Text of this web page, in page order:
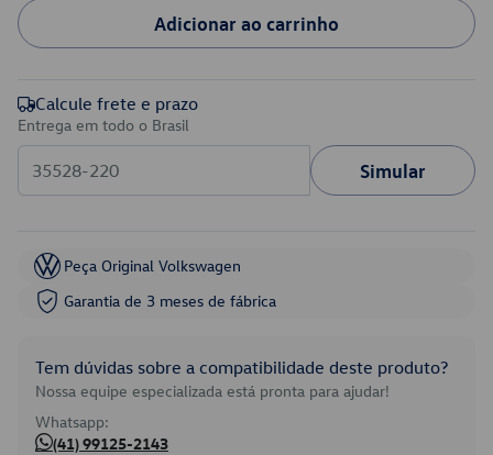
Adicionar ao carrinho
Calcule frete e prazo
Entrega em todo o Brasil
Simular
Peça Original Volkswagen
Garantia de 3 meses de fábrica
Tem dúvidas sobre a compatibilidade deste produto?
Nossa equipe especializada está pronta para ajudar!
Whatsapp:
(41) 99125-2143